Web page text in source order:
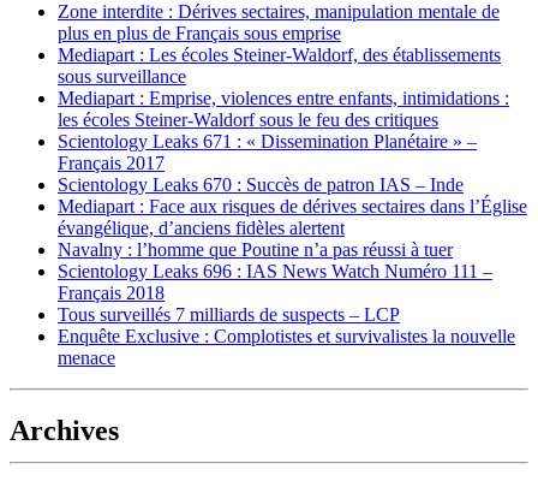
Zone interdite : Dérives sectaires, manipulation mentale de
plus en plus de Français sous emprise
Mediapart : Les écoles Steiner-Waldorf, des établissements
sous surveillance
Mediapart : Emprise, violences entre enfants, intimidations :
les écoles Steiner-Waldorf sous le feu des critiques
Scientology Leaks 671 : « Dissemination Planétaire » –
Français 2017
Scientology Leaks 670 : Succès de patron IAS – Inde
Mediapart : Face aux risques de dérives sectaires dans l’Église
évangélique, d’anciens fidèles alertent
Navalny : l’homme que Poutine n’a pas réussi à tuer
Scientology Leaks 696 : IAS News Watch Numéro 111 –
Français 2018
Tous surveillés 7 milliards de suspects – LCP
Enquête Exclusive : Complotistes et survivalistes la nouvelle
menace
Archives